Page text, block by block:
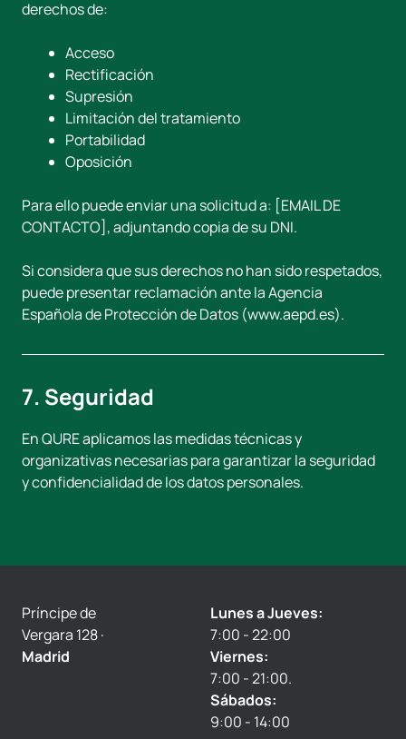
derechos de:
Acceso
Rectificación
Supresión
Limitación del tratamiento
Portabilidad
Oposición
Para ello puede enviar una solicitud a: [EMAIL DE
CONTACTO], adjuntando copia de su DNI.
Si considera que sus derechos no han sido respetados,
puede presentar reclamación ante la Agencia
Española de Protección de Datos (www.aepd.es).
7. Seguridad
En QURE aplicamos las medidas técnicas y
organizativas necesarias para garantizar la seguridad
y confidencialidad de los datos personales.
Príncipe de
Vergara 128 ·
Madrid
Lunes a Jueves:
7:00 - 22:00
Viernes:
7:00 - 21:00.
Sábados:
9:00 - 14:00